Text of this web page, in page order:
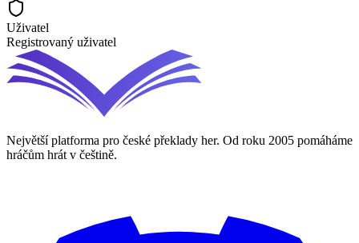
Uživatel
Registrovaný uživatel
Největší platforma pro české překlady her. Od roku 2005 pomáháme
hráčům hrát v češtině.